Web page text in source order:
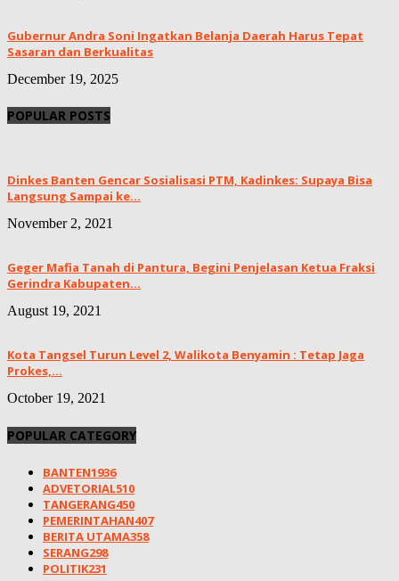
Gubernur Andra Soni Ingatkan Belanja Daerah Harus Tepat
Sasaran dan Berkualitas
December 19, 2025
POPULAR POSTS
Dinkes Banten Gencar Sosialisasi PTM, Kadinkes: Supaya Bisa
Langsung Sampai ke...
November 2, 2021
Geger Mafia Tanah di Pantura, Begini Penjelasan Ketua Fraksi
Gerindra Kabupaten...
August 19, 2021
Kota Tangsel Turun Level 2, Walikota Benyamin : Tetap Jaga
Prokes,...
October 19, 2021
POPULAR CATEGORY
BANTEN1936
ADVETORIAL510
TANGERANG450
PEMERINTAHAN407
BERITA UTAMA358
SERANG298
POLITIK231